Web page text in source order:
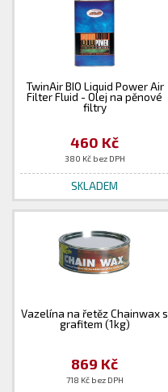
TwinAir BIO Liquid Power Air
Filter Fluid - Olej na pěnové
filtry
460 Kč
380 Kč bez DPH
SKLADEM
Vazelína na řetěz Chainwax s
grafitem (1kg)
869 Kč
718 Kč bez DPH